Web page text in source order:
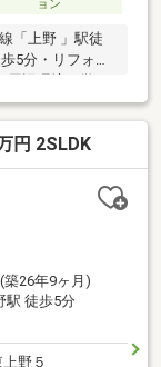
ョン
「上野 」駅徒
5分・リフォー
ッフにお問い合
にち、お時間で
合わせ下さい
、その他物件の
円 2SLDK
築26年9ヶ月)
駅 徒歩5分
野５